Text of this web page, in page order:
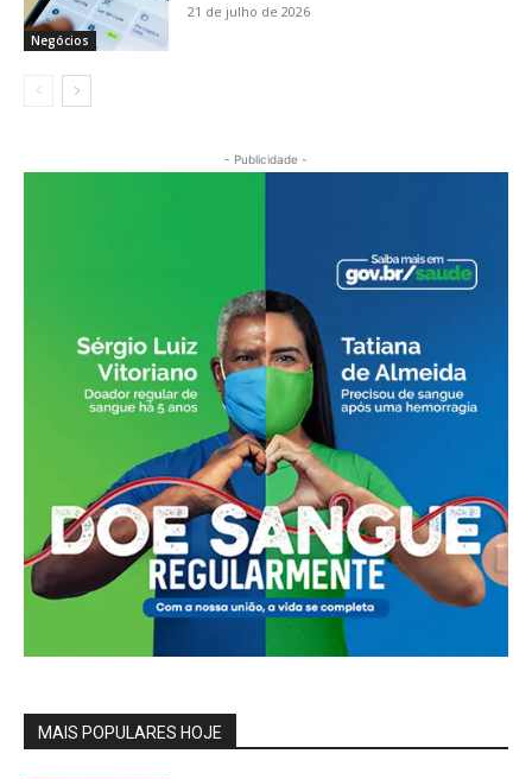
Negócios
21 de julho de 2026
- Publicidade -
MAIS POPULARES HOJE